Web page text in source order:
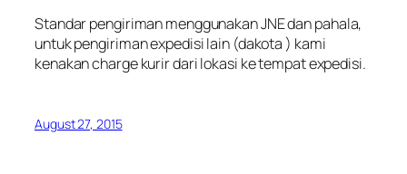
Standar pengiriman menggunakan JNE dan pahala,
untuk pengiriman expedisi lain (dakota ) kami
kenakan charge kurir dari lokasi ke tempat expedisi.
August 27, 2015